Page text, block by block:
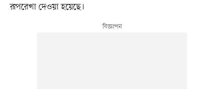
রূপরেখা দেওয়া হয়েছে।